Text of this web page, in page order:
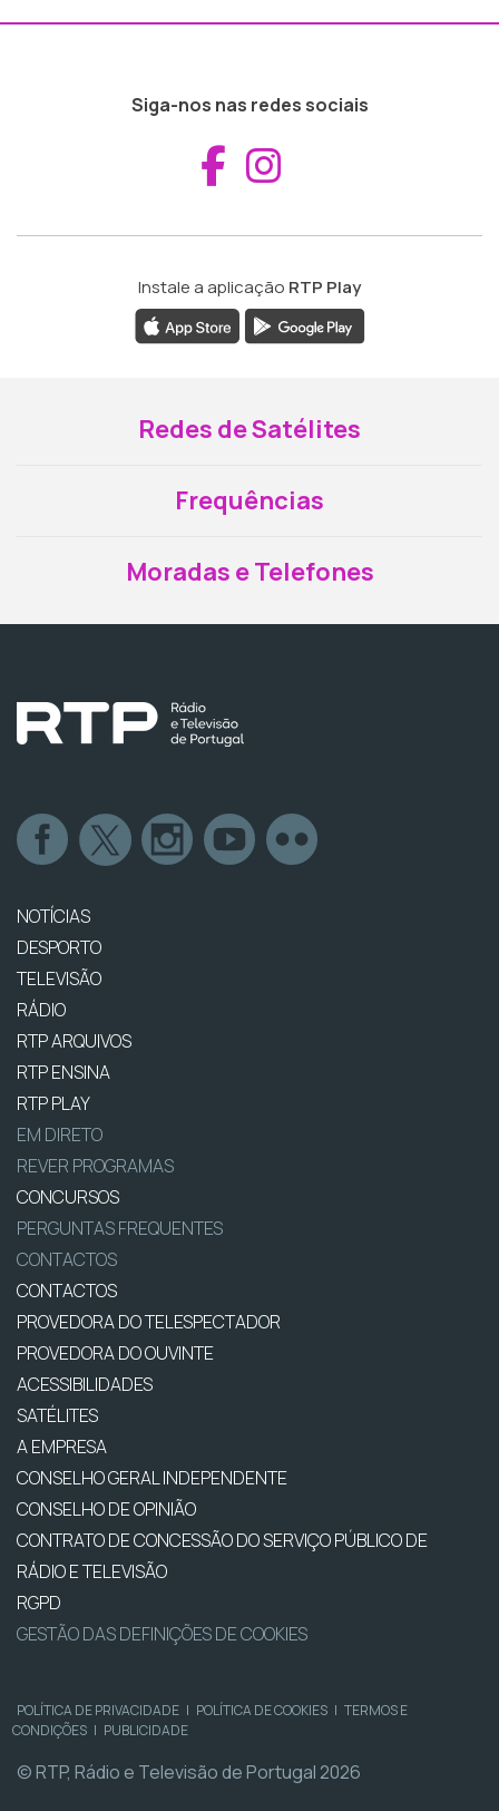
Siga-nos nas redes sociais
Aceder ao
Instale a aplicação RTP Play
Redes de Satélites
Frequências
Moradas e Telefones
NOTÍCIAS
DESPORTO
TELEVISÃO
RÁDIO
RTP ARQUIVOS
RTP ENSINA
RTP PLAY
EM DIRETO
REVER PROGRAMAS
CONCURSOS
PERGUNTAS FREQUENTES
CONTACTOS
CONTACTOS
PROVEDORA DO TELESPECTADOR
PROVEDORA DO OUVINTE
ACESSIBILIDADES
SATÉLITES
A EMPRESA
CONSELHO GERAL INDEPENDENTE
CONSELHO DE OPINIÃO
CONTRATO DE CONCESSÃO DO SERVIÇO PÚBLICO DE
RÁDIO E TELEVISÃO
RGPD
GESTÃO DAS DEFINIÇÕES DE COOKIES
POLÍTICA DE PRIVACIDADE | POLÍTICA DE COOKIES | TERMOS E
CONDIÇÕES | PUBLICIDADE
© RTP, Rádio e Televisão de Portugal 2026